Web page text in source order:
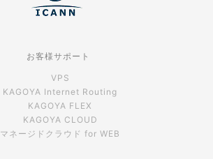
お客様サポート
VPS
KAGOYA Internet Routing
KAGOYA FLEX
KAGOYA CLOUD
マネージドクラウド for WEB